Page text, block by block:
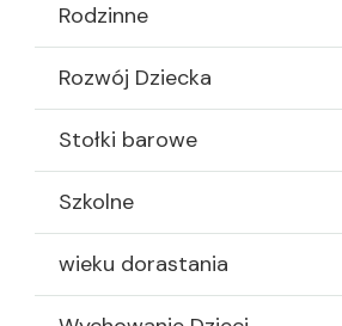
Rodzinne
Rozwój Dziecka
Stołki barowe
Szkolne
wieku dorastania